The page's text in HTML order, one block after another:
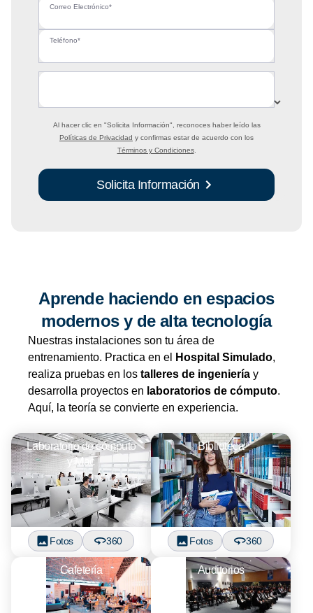
Correo Electrónico*
Teléfono*
Al hacer clic en "Solicita Información" , reconoces haber leído las
Políticas de Privacidad y confirmas estar de acuerdo con los
Términos y Condiciones.
Solicita Información
Aprende haciendo en espacios
modernos y de alta tecnología
Nuestras instalaciones son tu área de
entrenamiento. Practica en el
Hospital Simulado,
realiza pruebas en los talleres de ingeniería y
desarrolla proyectos en laboratorios de cómputo.
Aquí, la teoría se convierte en experiencia.
Laboratorio de cómputo
y Mac
Fotos 360
Biblioteca
Fotos 360
Cafetería Auditorios